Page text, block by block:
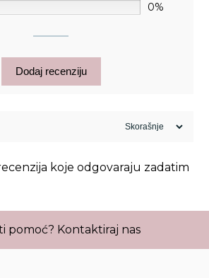
0%
Dodaj recenziju
koje odgovaraju zadatim
pomoć? Kontaktiraj nas